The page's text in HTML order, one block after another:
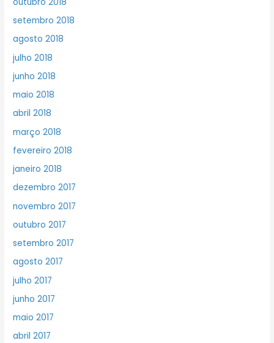
setembro 2018
agosto 2018
julho 2018
junho 2018
maio 2018
abril 2018
março 2018
fevereiro 2018
janeiro 2018
dezembro 2017
novembro 2017
outubro 2017
setembro 2017
agosto 2017
julho 2017
junho 2017
maio 2017
abril 2017